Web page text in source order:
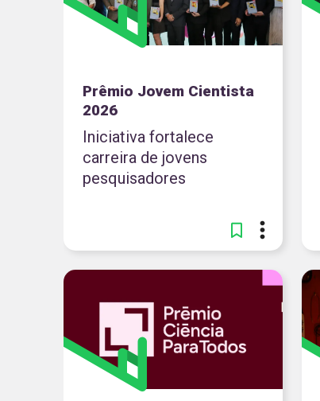
Prêmio Jovem Cientista
2026
Iniciativa fortalece
carreira de jovens
pesquisadores